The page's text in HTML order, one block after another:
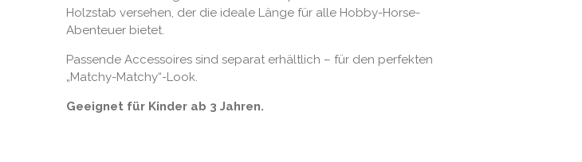
Holzstab versehen, der die ideale Länge für alle Hobby-Horse-
Abenteuer bietet.
Passende Accessoires sind separat erhältlich – für den perfekten
„Matchy-Matchy“-Look.
Geeignet für Kinder ab 3 Jahren.